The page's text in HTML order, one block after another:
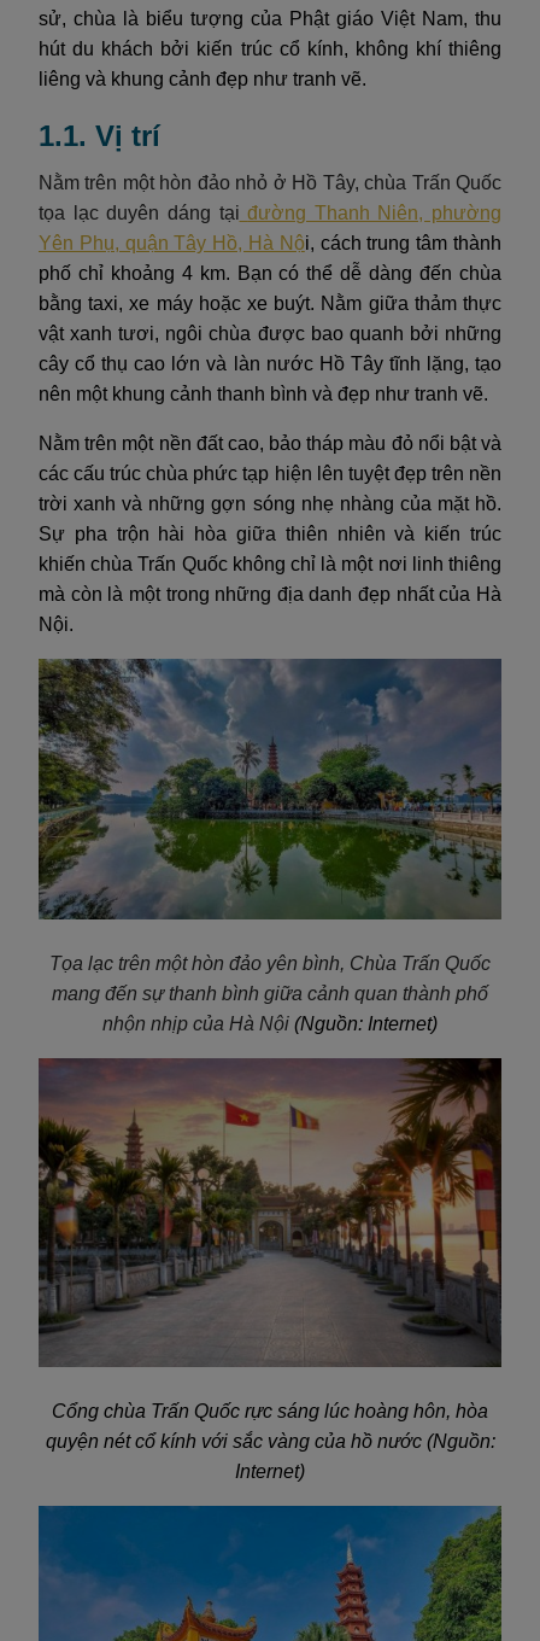
sử, chùa là biểu tượng của Phật giáo Việt Nam, thu
hút du khách bởi kiến trúc cổ kính, không khí thiêng
liêng và khung cảnh đẹp như tranh vẽ.
1.1. Vị trí
Nằm trên một hòn đảo nhỏ ở Hồ Tây, chùa Trấn Quốc
tọa lạc duyên dáng tại đường Thanh Niên, phường
Yên Phụ, quận Tây Hồ, Hà Nội, cách trung tâm thành
phố chỉ khoảng 4 km. Bạn có thể dễ dàng đến chùa
bằng taxi, xe máy hoặc xe buýt. Nằm giữa thảm thực
vật xanh tươi, ngôi chùa được bao quanh bởi những
cây cổ thụ cao lớn và làn nước Hồ Tây tĩnh lặng, tạo
nên một khung cảnh thanh bình và đẹp như tranh vẽ.
Nằm trên một nền đất cao, bảo tháp màu đỏ nổi bật và
các cấu trúc chùa phức tạp hiện lên tuyệt đẹp trên nền
trời xanh và những gợn sóng nhẹ nhàng của mặt hồ.
Sự pha trộn hài hòa giữa thiên nhiên và kiến trúc
khiến chùa Trấn Quốc không chỉ là một nơi linh thiêng
mà còn là một trong những địa danh đẹp nhất của Hà
Nội.
Tọa lạc trên một hòn đảo yên bình, Chùa Trấn Quốc
mang đến sự thanh bình giữa cảnh quan thành phố
nhộn nhịp của Hà Nội (Nguồn: Internet)
Cổng chùa Trấn Quốc rực sáng lúc hoàng hôn, hòa
quyện nét cổ kính với sắc vàng của hồ nước (Nguồn:
Internet)